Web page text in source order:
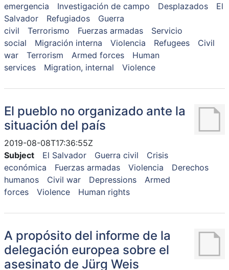
emergencia
Investigación de campo Desplazados
El
Salvador
Refugiados
Guerra
civil
Terrorismo Fuerzas armadas
Servicio
social
Migración interna Violencia Refugees
Civil
war
Terrorism Armed forces
Human
services
Migration, internal Violence
El pueblo no organizado ante la
situación del país
2019-08-08T17:36:55Z
Subject
El Salvador Guerra civil
Crisis
económica
Fuerzas armadas Violencia
Derechos
humanos
Civil war Depressions
Armed
forces
Violence Human rights
A propósito del informe de la
delegación europea sobre el
asesinato de Jürg Weis